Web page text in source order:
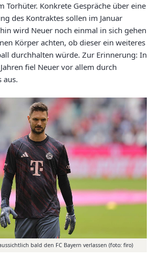
Torhüter. Konkrete Gespräche über eine
des Kontraktes sollen im Januar
wird Neuer noch einmal in sich gehen
Körper achten, ob dieser ein weiteres
durchhalten würde. Zur Erinnerung: In
fiel Neuer vor allem durch
aus.
bald den FC Bayern verlassen (foto: firo)